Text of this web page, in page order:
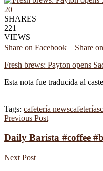
20
SHARES
221
VIEWS
Share on Facebook
Share
Fresh brews: Payton opens
Esta nota fue traducida al
Tags: cafetería newscafeterías
Previous Post
Daily Barista #coffee
Next Post